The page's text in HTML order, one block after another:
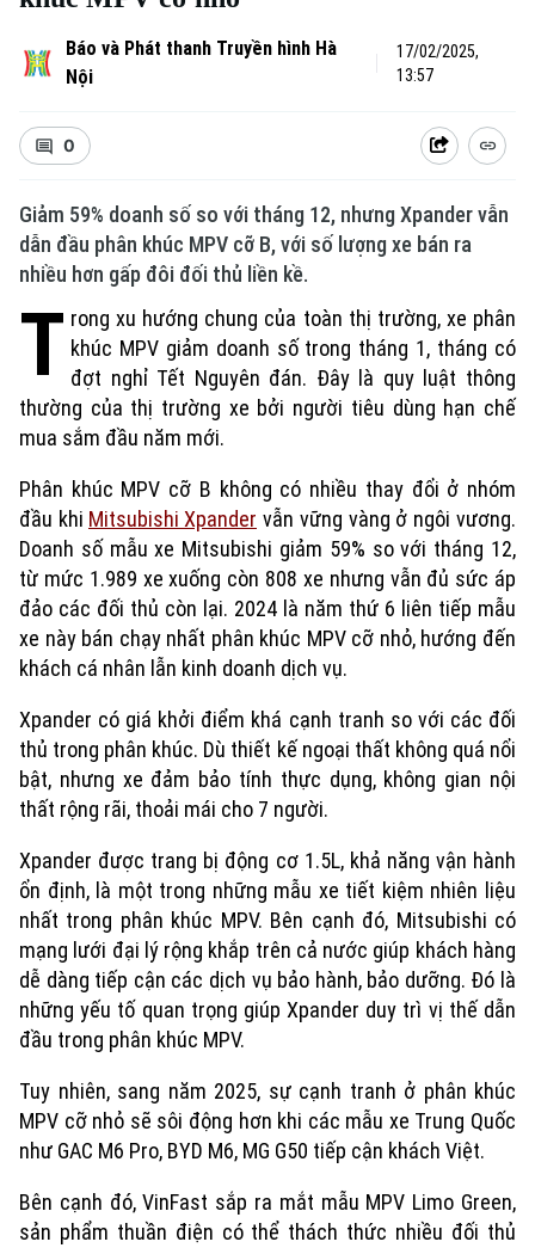
Báo và Phát thanh Truyền hình Hà
Nội
17/02/2025,
13:57
0
Giảm 59% doanh số so với tháng 12, nhưng Xpander vẫn
dẫn đầu phân khúc MPV cỡ B, với số lượng xe bán ra
nhiều hơn gấp đôi đối thủ liền kề.
T rong xu hướng chung của toàn thị trường, xe phân
khúc MPV giảm doanh số trong tháng 1, tháng có
đợt nghỉ Tết Nguyên đán. Đây là quy luật thông
thường của thị trường xe bởi người tiêu dùng hạn chế
mua sắm đầu năm mới.
Phân khúc MPV cỡ B không có nhiều thay đổi ở nhóm
đầu khi Mitsubishi Xpander vẫn vững vàng ở ngôi vương.
Doanh số mẫu xe Mitsubishi giảm 59% so với tháng 12,
từ mức 1.989 xe xuống còn 808 xe nhưng vẫn đủ sức áp
đảo các đối thủ còn lại. 2024 là năm thứ 6 liên tiếp mẫu
xe này bán chạy nhất phân khúc MPV cỡ nhỏ, hướng đến
khách cá nhân lẫn kinh doanh dịch vụ.
Xpander có giá khởi điểm khá cạnh tranh so với các đối
thủ trong phân khúc. Dù thiết kế ngoại thất không quá nổi
bật, nhưng xe đảm bảo tính thực dụng, không gian nội
thất rộng rãi, thoải mái cho 7 người.
Xpander được trang bị động cơ 1.5L, khả năng vận hành
ổn định, là một trong những mẫu xe tiết kiệm nhiên liệu
nhất trong phân khúc MPV. Bên cạnh đó, Mitsubishi có
mạng lưới đại lý rộng khắp trên cả nước giúp khách hàng
dễ dàng tiếp cận các dịch vụ bảo hành, bảo dưỡng. Đó là
những yếu tố quan trọng giúp Xpander duy trì vị thế dẫn
đầu trong phân khúc MPV.
Tuy nhiên, sang năm 2025, sự cạnh tranh ở phân khúc
MPV cỡ nhỏ sẽ sôi động hơn khi các mẫu xe Trung Quốc
như GAC M6 Pro, BYD M6, MG G50 tiếp cận khách Việt.
Bên cạnh đó, VinFast sắp ra mắt mẫu MPV Limo Green,
sản phẩm thuần điện có thể thách thức nhiều đối thủ